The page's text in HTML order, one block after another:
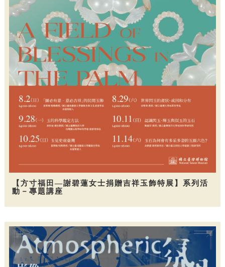
【方寸福田—謝碧蓮女士捐贈吉祥玉飾特展】系列活
動－專題講座